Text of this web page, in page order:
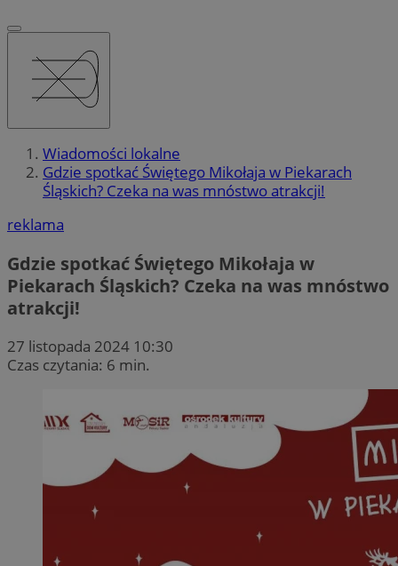
Wiadomości lokalne
Gdzie spotkać Świętego Mikołaja w Piekarach
Śląskich? Czeka na was mnóstwo atrakcji!
reklama
Gdzie spotkać Świętego Mikołaja w
Piekarach Śląskich? Czeka na was mnóstwo
atrakcji!
27 listopada 2024 10:30
Czas czytania: 6 min.